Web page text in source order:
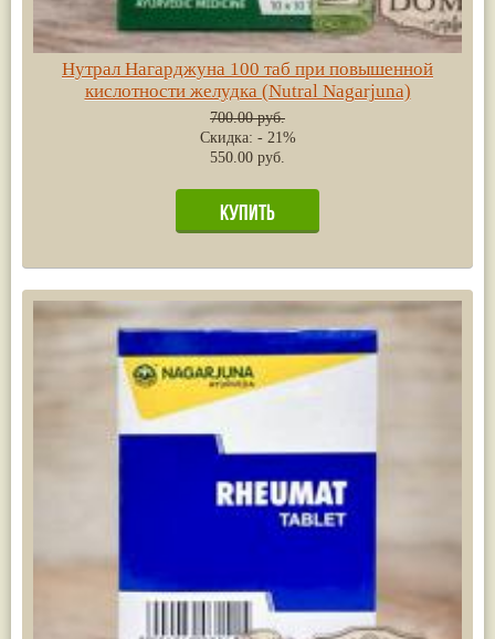
Нутрал Нагарджуна 100 таб при повышенной
кислотности желудка (Nutral Nagarjuna)
700.00 руб.
Скидка: - 21%
550.00 руб.